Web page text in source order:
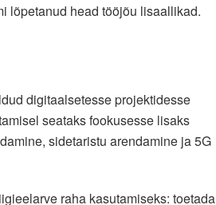
lõpetanud head tööjõu lisaallikad.
digitaalsetesse projektidesse
seataks fookusesse lisaks
sidetaristu arendamine ja 5G
raha kasutamiseks: toetada